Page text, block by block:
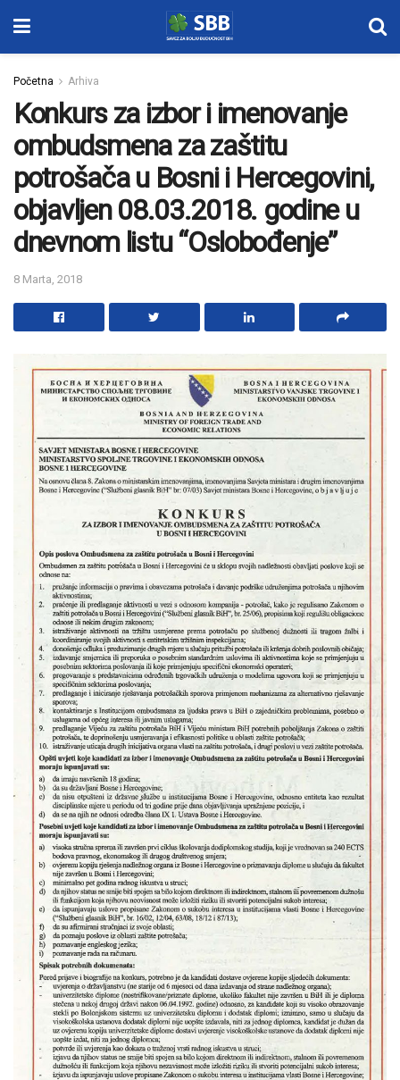
Početna Arhiva
Konkurs za izbor i imenovanje
ombudsmena za zaštitu
potrošača u Bosni i Hercegovini,
objavljen 08.03.2018. godine u
dnevnom listu “Oslobođenje”
8 Marta, 2018